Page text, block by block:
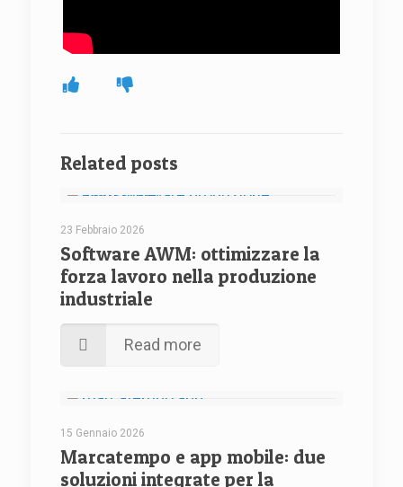
Related posts
23 Febbraio 2026
Software AWM: ottimizzare la
forza lavoro nella produzione
industriale
Read more
15 Gennaio 2026
Marcatempo e app mobile: due
soluzioni integrate per la